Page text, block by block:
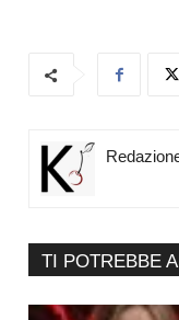
TI POTREBBE